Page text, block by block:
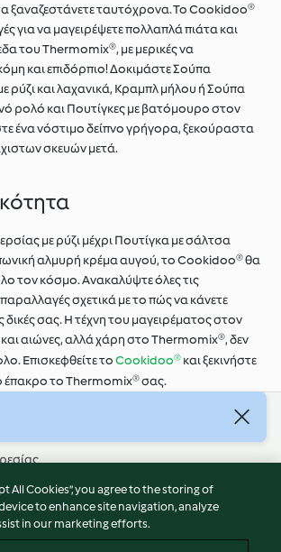
ξαναζεστάνετε ταυτόχρονα. Το Cookidoo®
για να μαγειρέψετε πολλαπλά πιάτα και
του Thermomix®, με μερικές να
και επιδόρπιο! Δοκιμάστε Σούπα
ρύζι και λαχανικά, Κραμπλ μήλου ή Σούπα
ρολό και Πουτίγκες με βατόμουρο στον
ένα νόστιμο δείπνο γρήγορα, ξεκούραστα
σκευών μετά.
με ρύζι μέχρι Πουτίγκα με σάλτσα
αλμυρή κρέμα αυγού, το Cookidoo® θα
τον κόσμο. Ανακαλύψτε όλες τις
σχετικά με το πώς να κάνετε
δικές σας. Η τέχνη του μαγειρέματος στον
αιώνες, αλλά χάρη στο Thermomix®, δεν
Επισκεφθείτε τοCookidoo®και ξεκινήστε
έπακρο το Thermomix® σας.
2026
Ευθύνης
All Cookies”, you agree to the storing of
to enhance site navigation, analyze
in our marketing efforts.